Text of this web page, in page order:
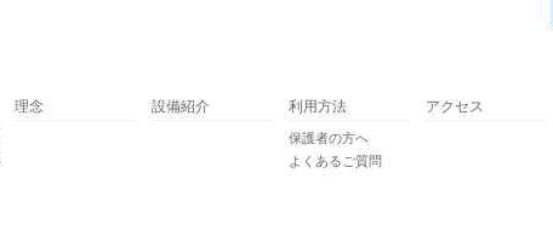
理念 設備紹介 利用方法
保護者の方へ
よくあるご質問
アクセス